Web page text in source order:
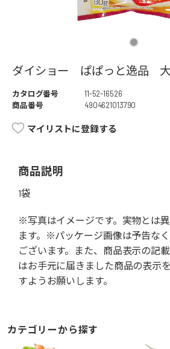
ダイショー ぱぱっと逸品 大
カタログ番号
11-52-16526
商品番号
4904621013790
マイリストに登録する
商品説明
1袋
※写真はイメージです。実物とは
ます。※パッケージ画像は予告な
ございます。また、商品表示の記
はお手元に届きました商品の表示
すようお願いします。
カテゴリーから探す